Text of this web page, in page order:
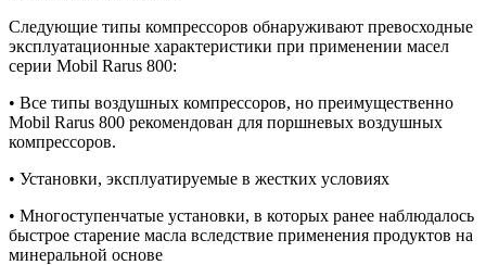
Cледующие типы компрессоров обнаруживают превосходные
эксплуатационные характеристики при применении масел
серии Mobil Rarus 800:
• Все типы воздушных компрессоров, но преимущественно
Mobil Rarus 800 рекомендован для поршневых воздушных
компрессоров.
• Установки, эксплуатируемые в жестких условиях
• Многоступенчатые установки, в которых ранее наблюдалось
быстрое старение масла вследствие применения продуктов на
минеральной основе